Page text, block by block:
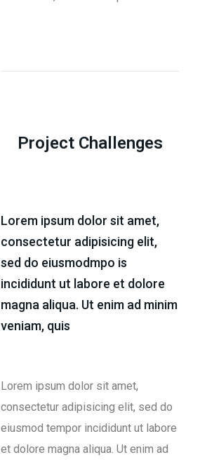
Project Challenges
Lorem ipsum dolor sit amet,
consectetur adipisicing elit,
sed do eiusmodmpo is
incididunt ut labore et dolore
magna aliqua. Ut enim ad minim
veniam, quis
Lorem ipsum dolor sit amet,
consectetur adipisicing elit, sed do
eiusmod tempor incididunt ut labore
et dolore magna aliqua. Ut enim ad